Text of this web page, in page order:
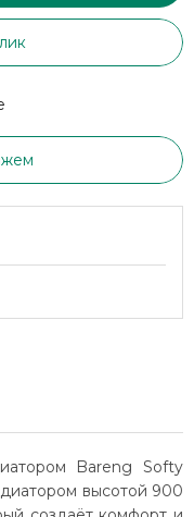
Bareng Softy
высотой 900